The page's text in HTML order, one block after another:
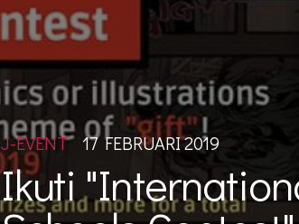
J-EVENT 17 FEBRUARI 2019
Ikuti